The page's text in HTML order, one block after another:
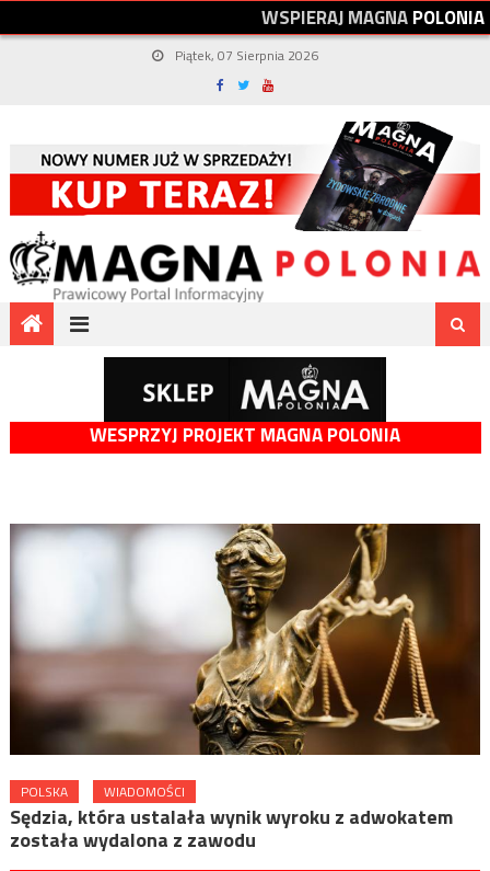
WSPIERAJMAGNAPOLONIA
Piątek, 07 Sierpnia 2026
WESPRZYJ PROJEKT MAGNA POLONIA
POLSKA WIADOMOŚCI
Sędzia, która ustalała wynik wyroku z adwokatem
została wydalona z zawodu